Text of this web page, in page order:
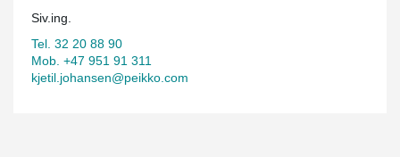
Siv.ing.
Tel. 32 20 88 90
Mob. +47 951 91 311
kjetil.johansen@peikko.com